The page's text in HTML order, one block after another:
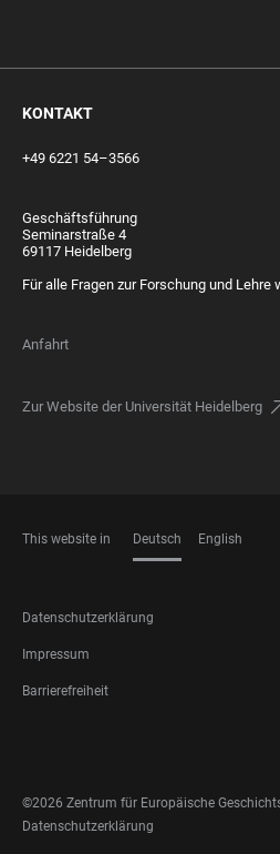
KONTAKT
+49 6221 54–3566
Geschäftsführung
Seminarstraße 4
69117 Heidelberg
Für alle Fragen zur Forschung und
Anfahrt
Zur Website der Universität Heidelberg
This website in Deutsch English
FOOTER
LEGAL
Datenschutzerklärung
Impressum
Barrierefreiheit
MEDIA
©2026 Zentrum für Europäische
FOOTER
Datenschutzerklärung